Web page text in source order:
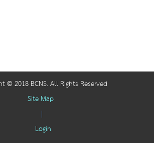
© 2018 BCNS. All Rights Reserved
Site Map
|
Login